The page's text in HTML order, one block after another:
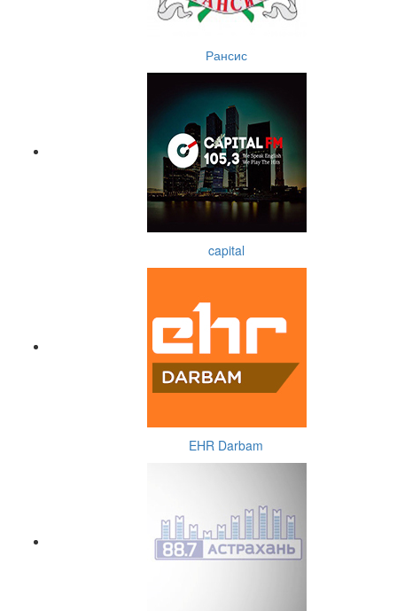
Рансис
capital
EHR Darbam